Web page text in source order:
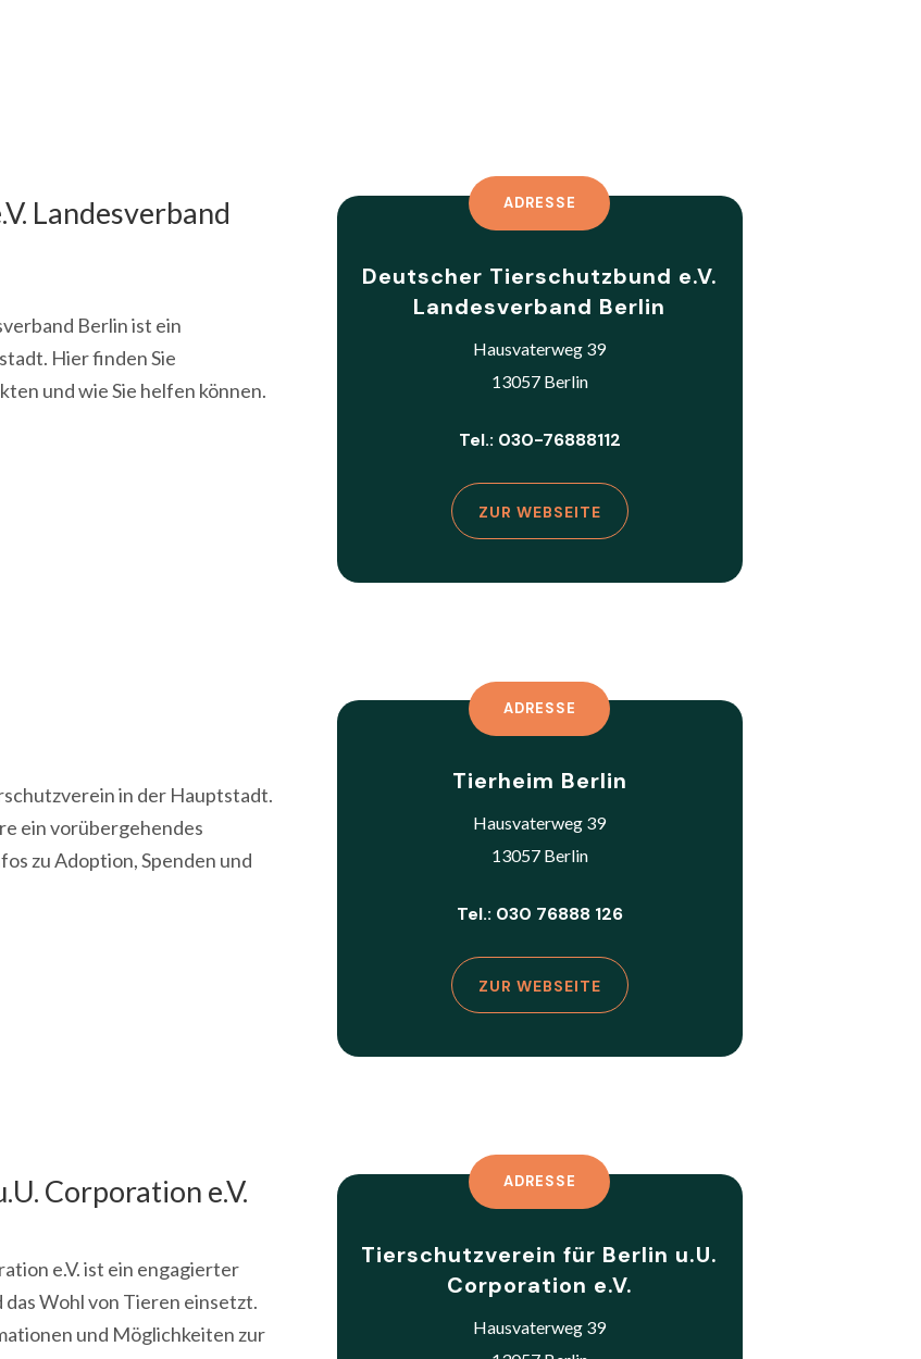
Landesverband
Berlin ist ein
Hier finden Sie
und wie Sie helfen können.
ADRESSE
Deutscher Tierschutzbund e.V.
Landesverband Berlin
Hausvaterweg 39
13057 Berlin
Tel.: 030-76888112
ZUR WEBSEITE
in der Hauptstadt.
ein vorübergehendes
zu Adoption, Spenden und
ADRESSE
Tierheim Berlin
Hausvaterweg 39
13057 Berlin
Tel.: 030 76888 126
ZUR WEBSEITE
Corporation e.V.
e.V. ist ein engagierter
Wohl von Tieren einsetzt.
und Möglichkeiten zur
ADRESSE
Tierschutzverein für Berlin u.U.
Corporation e.V.
Hausvaterweg 39